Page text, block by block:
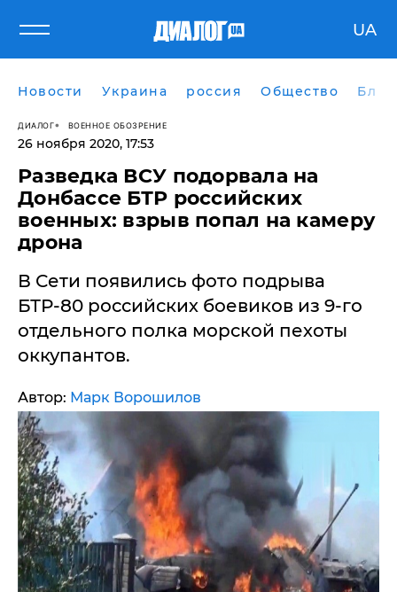
UA
Новости Украина россия Общество
ДИАЛОГ ВОЕННОЕ ОБОЗРЕНИЕ
26 ноября 2020, 17:53
Разведка ВСУ подорвала на
Донбассе БТР российских
военных: взрыв попал на камеру
дрона
​В Сети появились фото подрыва
БТР-80 российских боевиков из 9-го
отдельного полка морской пехоты
оккупантов.
Автор: Марк Ворошилов